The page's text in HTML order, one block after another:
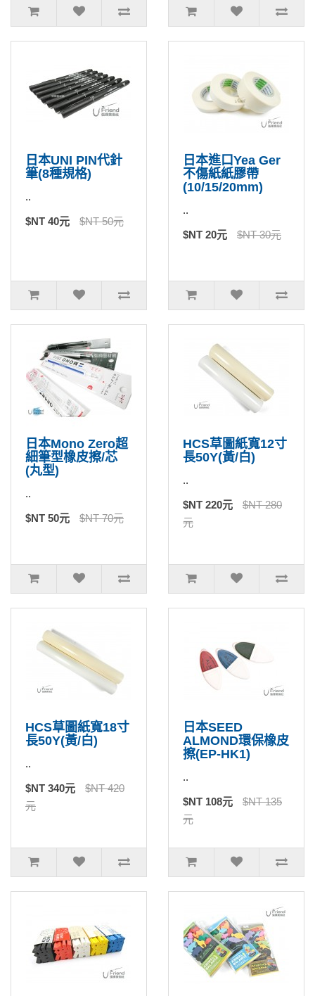
日本UNI PIN代針
筆(8種規格)
..
$NT 40元 $NT 50元
日本進口Yea Ger
不傷紙紙膠帶
(10/15/20mm)
..
$NT 20元 $NT 30元
日本Mono Zero超
細筆型橡皮擦/芯
(丸型)
..
$NT 50元 $NT 70元
HCS草圖紙寬12寸
長50Y(黃/白)
..
$NT 220元
$NT 280
元
HCS草圖紙寬18寸
長50Y(黃/白)
..
$NT 340元
$NT 420
元
日本SEED
ALMOND環保橡皮
擦(EP-HK1)
..
$NT 108元
$NT 135
元